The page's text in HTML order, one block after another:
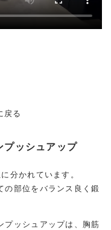
戻る
ッシュアップ
分かれています。
の部位をバランス良く鍛
プッシュアップは、胸筋